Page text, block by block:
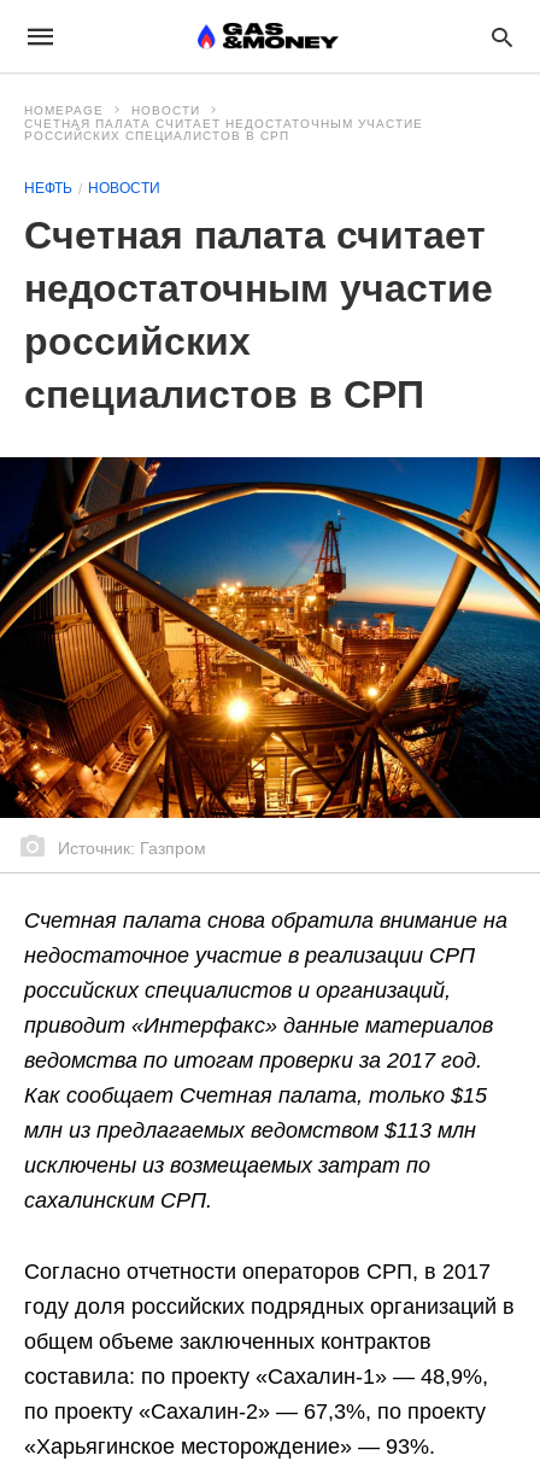
HOMEPAGE
НОВОСТИ
СЧЕТНАЯ ПАЛАТА СЧИТАЕТ НЕДОСТАТОЧНЫМ УЧАСТИЕ
РОССИЙСКИХ СПЕЦИАЛИСТОВ В СРП
НЕФТЬ НОВОСТИ
Счетная палата считает
недостаточным участие
российских
специалистов в СРП
Источник: Газпром
Счетная палата снова обратила внимание на
недостаточное участие в реализации СРП
российских специалистов и организаций,
приводит «Интерфакс» данные материалов
ведомства по итогам проверки за 2017 год.
Как сообщает Счетная палата, только $15
млн из предлагаемых ведомством $113 млн
исключены из возмещаемых затрат по
сахалинским СРП.
Согласно отчетности операторов СРП, в 2017
году доля российских подрядных организаций в
общем объеме заключенных контрактов
составила: по проекту «Сахалин-1» — 48,9%,
по проекту «Сахалин-2» — 67,3%, по проекту
«Харьягинское месторождение» — 93%.